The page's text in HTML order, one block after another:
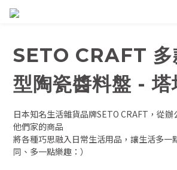
SETO CRAFT 多
型陶瓷醬料盤 - 塔
日本知名生活雜貨品牌SETO CRAFT，從
他們家的商品
將各種巧思融入日常生活用品，讓生活多一
同、多一點樂趣：）